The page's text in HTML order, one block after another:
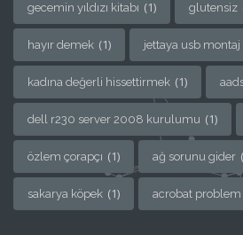
gecemin yıldızı kitabı (1) glutensiz
hayır demek (1) jettaya usb montaj
kadına değerli hissettirmek (1)
dell r230 server 2008 kurulumu (1)
özlem çorapçı (1) ağ sorunu gider
sakarya köpek (1) acrobat problem